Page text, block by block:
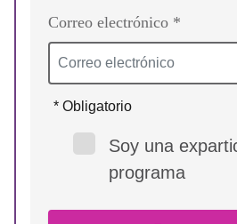
Correo electrónico *
* Obligatorio
Soy una
programa